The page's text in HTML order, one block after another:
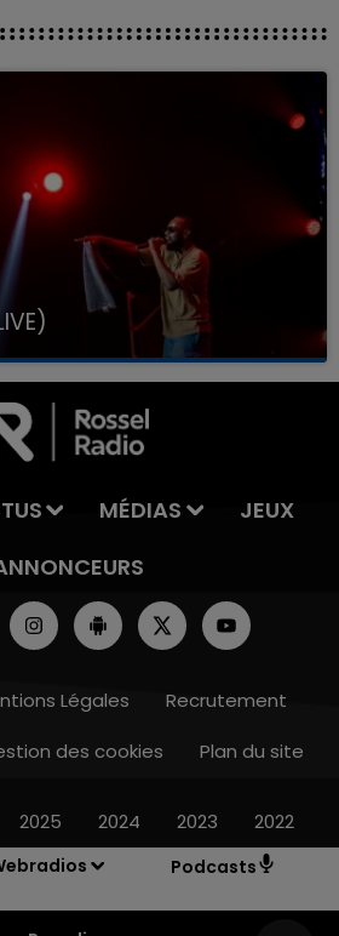
Podcasts
MÉDIAS
JEUX
Légales
Recrutement
des cookies Plan du site
2025 2024 2023 2022